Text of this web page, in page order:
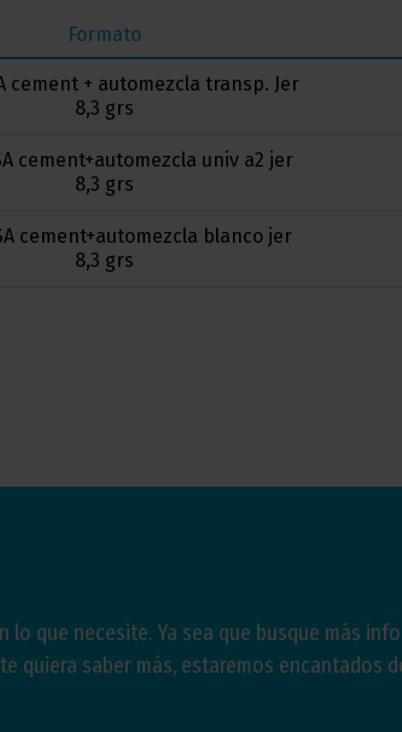
Formato
cement + automezcla transp. Jer
8,3 grs
cement+automezcla univ a2 jer
8,3 grs
cement+automezcla blanco jer
8,3 grs
que necesite. Ya sea que busque más
quiera saber más, estaremos encantados